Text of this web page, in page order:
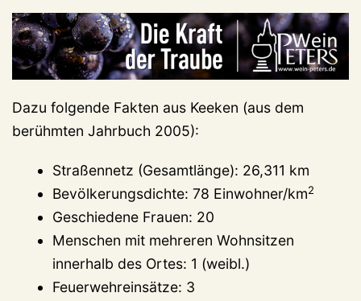
Dazu folgende Fakten aus Keeken (aus dem
berühmten Jahrbuch 2005):
Straßennetz (Gesamtlänge): 26,311 km
Bevölkerungsdichte: 78 Einwohner/km2
Geschiedene Frauen: 20
Menschen mit mehreren Wohnsitzen
innerhalb des Ortes: 1 (weibl.)
Feuerwehreinsätze: 3